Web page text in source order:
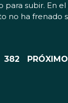
subir. En
no ha frenado
382